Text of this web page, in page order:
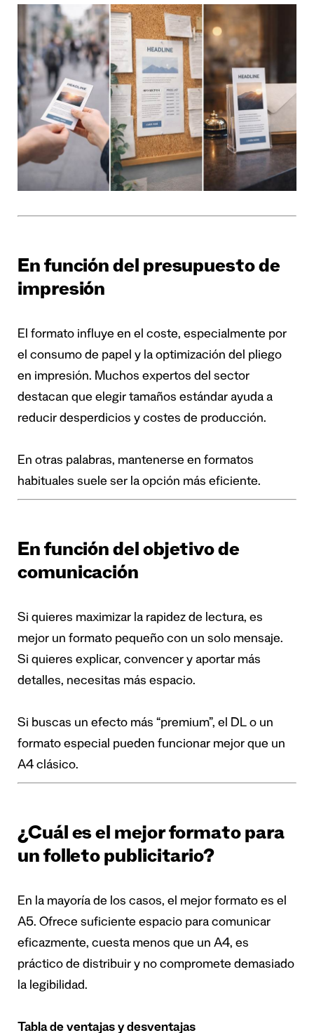
En función del presupuesto de
impresión
El formato influye en el coste, especialmente por
el consumo de papel y la optimización del pliego
en impresión. Muchos expertos del sector
destacan que elegir tamaños estándar ayuda a
reducir desperdicios y costes de producción.
En otras palabras, mantenerse en formatos
habituales suele ser la opción más eficiente.
En función del objetivo de
comunicación
Si quieres maximizar la rapidez de lectura, es
mejor un formato pequeño con un solo mensaje.
Si quieres explicar, convencer y aportar más
detalles, necesitas más espacio.
Si buscas un efecto más “premium”, el DL o un
formato especial pueden funcionar mejor que un
A4 clásico.
¿Cuál es el mejor formato para
un folleto publicitario?
En la mayoría de los casos, el mejor formato es el
A5. Ofrece suficiente espacio para comunicar
eficazmente, cuesta menos que un A4, es
práctico de distribuir y no compromete demasiado
la legibilidad.
Tabla de ventajas y desventajas